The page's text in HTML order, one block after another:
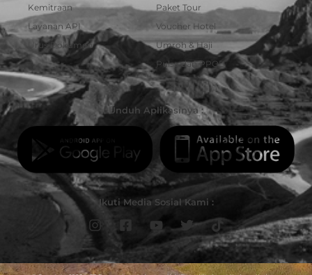
Kemitraan
Layanan API
Urus Dokumen
Paket Tour
Voucher Hotel
Umroh & Haji
Pulsa dan PPOB
Unduh Aplikasinya :
Ikuti Media Sosial Kami :